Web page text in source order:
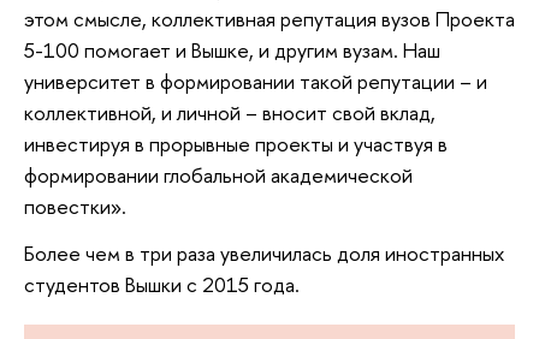
этом смысле, коллективная репутация вузов Проекта
5-100 помогает и Вышке, и другим вузам. Наш
университет в формировании такой репутации – и
коллективной, и личной – вносит свой вклад,
инвестируя в прорывные проекты и участвуя в
формировании глобальной академической
повестки».
Более чем в три раза увеличилась доля иностранных
студентов Вышки с 2015 года.